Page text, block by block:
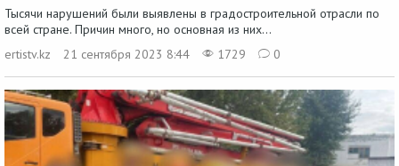
Тысячи нарушений были выявлены в градостроительной отрасли по
всей стране. Причин много, но основная из них...
ertistv.kz
21 сентября 2023 8:44 1729 0